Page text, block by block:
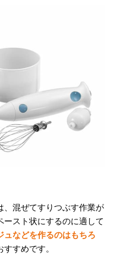
、混ぜてすりつぶす作業が
ースト状にするのに適して
ュなどを作るのはもちろ
すめです。